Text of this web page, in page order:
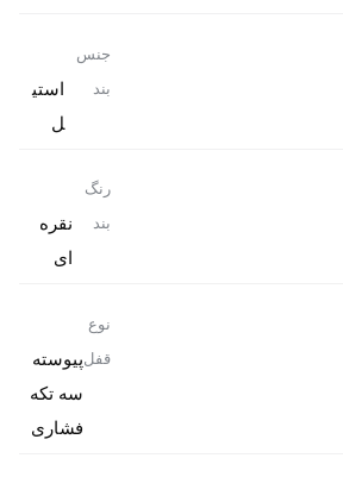
جنس
بند
استی
ل
رنگ
بند
نقره
ای
نوع
قفلپیوسته
سه تکه
فشاری